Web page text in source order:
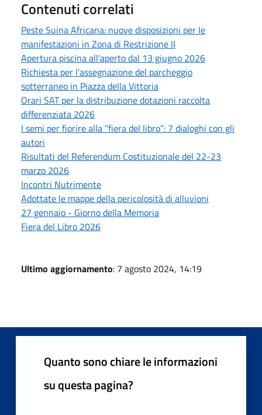
Contenuti correlati
Peste Suina Africana: nuove disposizioni per le
manifestazioni in Zona di Restrizione II
Apertura piscina all'aperto dal 13 giugno 2026
Richiesta per l'assegnazione del parcheggio
sotterraneo in Piazza della Vittoria
Orari SAT per la distribuzione dotazioni raccolta
differenziata 2026
I semi per fiorire alla “fiera del libro”: 7 dialoghi con gli
autori
Risultati del Referendum Costituzionale del 22-23
marzo 2026
Incontri Nutrimente
Adottate le mappe della pericolosità di alluvioni
27 gennaio - Giorno della Memoria
Fiera del Libro 2026
Ultimo aggiornamento: 7 agosto 2024, 14:19
Quanto sono chiare le informazioni
su questa pagina?